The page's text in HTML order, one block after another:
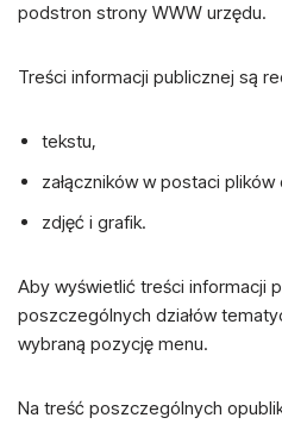
podstron strony WWW urzędu.
Treści informacji publicznej są
tekstu,
załączników w postaci
zdjęć i grafik.
Aby wyświetlić treści informacji
poszczególnych działów
wybraną pozycję menu.
Na treść poszczególnych